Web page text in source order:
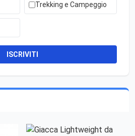
Trekking e Campeggio
ISCRIVITI